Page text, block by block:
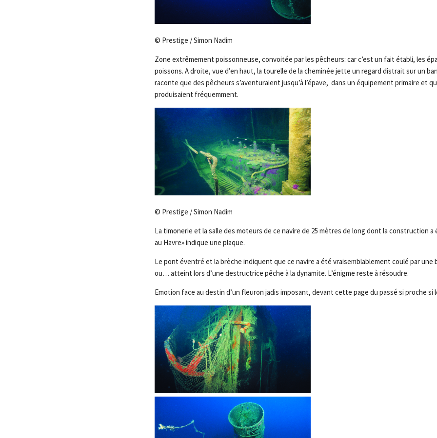
© Prestige / Simon Nadim
Zone extrêmement poissonneuse, convoitée par les pêcheurs: car c’est un fait établi, les
poissons. A droite, vue d’en haut, la tourelle de la cheminée jette un regard distrait sur un
raconte que des pêcheurs s’aventuraient jusqu’à l’épave, dans un équipement primaire et
produisaient fréquemment.
© Prestige / Simon Nadim
La timonerie et la salle des moteurs de ce navire de 25 mètres de long dont la construction a
au Havre» indique une plaque.
Le pont éventré et la brèche indiquent que ce navire a été vraisemblablement coulé par une
ou… atteint lors d’une destructrice pêche à la dynamite. L’énigme reste à résoudre.
Emotion face au destin d’un fleuron jadis imposant, devant cette page du passé si proche si